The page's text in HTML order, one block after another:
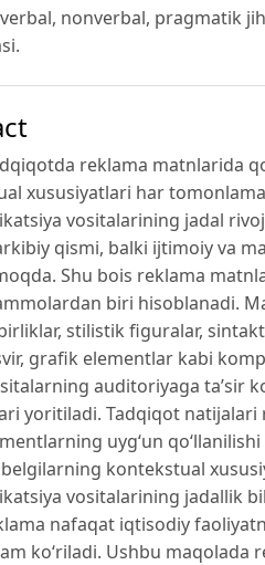
nonverbal, pragmatik
reklama matnlarida
xususiyatlari har
vositalarining jadal
qismi, balki ijtimoiy va
Shu bois reklama
biri hisoblanadi.
stilistik figuralar,
grafik elementlar kabi
auditoriyaga ta’sir
yoritiladi. Tadqiqot
uyg‘un
kontekstual
vositalarining jadallik
nafaqat iqtisodiy
ko‘riladi. Ushbu maqolada